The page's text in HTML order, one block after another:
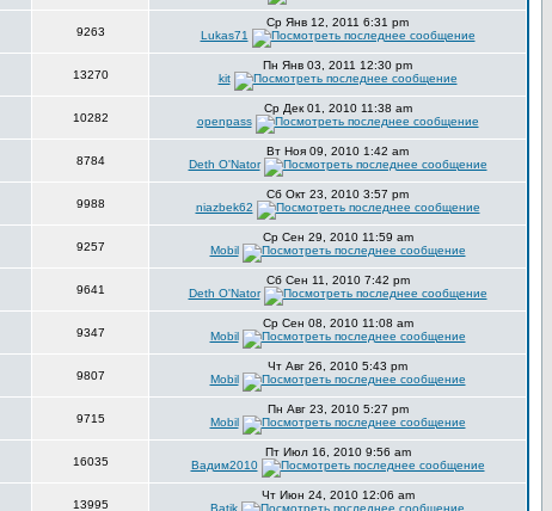
9263
Ср Янв 12, 2011 6:31 pm
Lukas71
13270
Пн Янв 03, 2011 12:30 pm
kit
10282
Ср Дек 01, 2010 11:38 am
openpass
8784
Вт Ноя 09, 2010 1:42 am
Deth O'Nator
9988
Сб Окт 23, 2010 3:57 pm
niazbek62
9257
Ср Сен 29, 2010 11:59 am
Mobil
9641
Сб Сен 11, 2010 7:42 pm
Deth O'Nator
9347
Ср Сен 08, 2010 11:08 am
Mobil
9807
Чт Авг 26, 2010 5:43 pm
Mobil
9715
Пн Авг 23, 2010 5:27 pm
Mobil
16035
Пт Июл 16, 2010 9:56 am
Вадим2010
13995
Чт Июн 24, 2010 12:06 am
Batik